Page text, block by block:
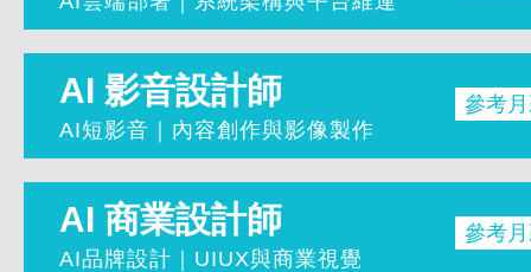
適合：想投入資安領域 / 技術職發展
AI自動化
生成式AI
Notion ×
適合：想轉職工程師 / 投入AI自動化
學習
Linux 伺
OpenShift
AI / ML
企業雲端
AI 影音設計師
參考
AI短影音｜內容創作與影像製作
學習
影音剪輯
AI 商業設計師
參考
AI品牌設計｜UIUX與商業視覺